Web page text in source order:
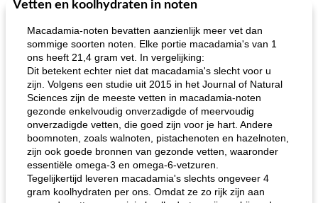
65min
Feestdagen en evenementen
de jamcake van Georgië tennessee
One Dish Meal
blauwe kaasperen kip
Vetten en koolhydraten in noten
Macadamia-noten bevatten aanzienlijk meer vet dan
sommige soorten noten. Elke portie macadamia's van 1
ons heeft 21,4 gram vet. In vergelijking:
Dit betekent echter niet dat macadamia's slecht voor u
zijn. Volgens een studie uit 2015 in het Journal of Natural
Sciences zijn de meeste vetten in macadamia-noten
gezonde enkelvoudig onverzadigde of meervoudig
onverzadigde vetten, die goed zijn voor je hart. Andere
boomnoten, zoals walnoten, pistachenoten en hazelnoten,
zijn ook goede bronnen van gezonde vetten, waaronder
essentiële omega-3 en omega-6-vetzuren.
Tegelijkertijd leveren macadamia's slechts ongeveer 4
gram koolhydraten per ons. Omdat ze zo rijk zijn aan